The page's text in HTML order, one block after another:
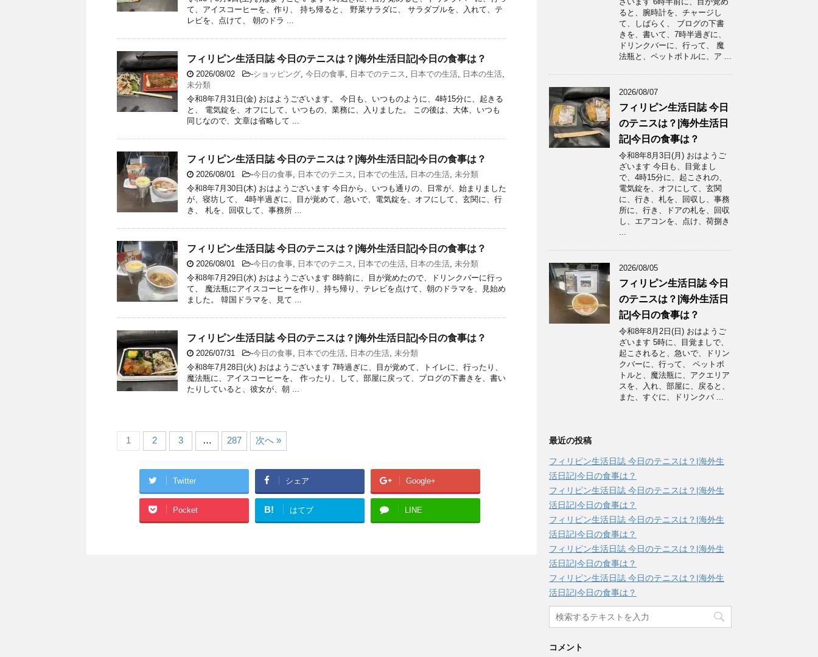
て、アイスコーヒーを、作り、 持ち帰ると、 野菜サラダに、 サラダブルを、入れて、テ
レビを、点けて、 朝のドラ ...
フィリピン生活日誌 今日のテニスは？|海外生活日記|今日の食事は？
2026/08/02 -ショッピング 今日の食事 日本でのテニス 日本での生活 日本の生活
未分類
令和8年7月31日(金) おはようございます。 今日も、いつものように、4時15分に、起きる
と、 電気錠を、オフにして、いつもの、業務に、入りました。 この後は、大体、いつも
同じなので、文章は省略して ...
フィリピン生活日誌 今日のテニスは？|海外生活日記|今日の食事は？
2026/08/01 -今日の食事 日本でのテニス 日本での生活 日本の生活 未分類
令和8年7月30日(木) おはようございます 今日から、いつも通りの、日常が、始まりました
が、寝坊して、 4時半過ぎに、目が覚めて、急いで、電気錠を、オフにして、玄関に、行
き、 札を、回収して、事務所 ...
フィリピン生活日誌 今日のテニスは？|海外生活日記|今日の食事は？
2026/08/01 -今日の食事 日本でのテニス 日本での生活 日本の生活 未分類
令和8年7月29日(水) おはようございます 8時前に、目が覚めたので、ドリンクバーに行っ
て、 魔法瓶にアイスコーヒーを作り、持ち帰り、テレビを点けて、朝のドラマを、見始め
ました。 韓国ドラマを、見て ...
フィリピン生活日誌 今日のテニスは？|海外生活日記|今日の食事は？
2026/07/31 -今日の食事 日本での生活 日本の生活 未分類
令和8年7月28日(火) おはようございます 7時過ぎに、目が覚めて、トイレに、行ったり、
魔法瓶に、アイスコーヒーを、 作ったり、して、部屋に戻って、ブログの下書きを、書い
たりしていると、彼女が、朝 ...
1 2 3 … 287 次へ »
Twitter シェア Google+
Pocket B! はてブ LINE
ると、腕時計を、チャージし
て、しばらく、 ブログの下書
きを、書いて、7時半過ぎに、
ドリンクバーに、行って、 魔
法瓶と、ペットボトルに、ア ...
2026/08/07
フィリピン生活日誌 今日
のテニスは？|海外生活日
記|今日の食事は？
令和8年8月3日(月) おはようご
ざいます 今日も、目覚まし
で、4時15分に、起こされの、
電気錠を、オフにして、玄関
に、行き、札を、回収し、事務
所に、行き、ドアの札を、回収
し、エアコンを、点け、荷捌き
2026/08/05
フィリピン生活日誌 今日
のテニスは？|海外生活日
記|今日の食事は？
令和8年8月2日(日) おはようご
ざいます 5時に、目覚ましで、
起こされると、急いで、ドリン
クバーに、行って、 ペットボ
トルと、魔法瓶に、アクエリア
スを、入れ、部屋に、戻ると、
また、すぐに、ドリンクバ ...
最近の投稿
フィリピン生活日誌 今日のテニスは？|海外生
活日記|今日の食事は？
フィリピン生活日誌 今日のテニスは？|海外生
活日記|今日の食事は？
フィリピン生活日誌 今日のテニスは？|海外生
活日記|今日の食事は？
フィリピン生活日誌 今日のテニスは？|海外生
活日記|今日の食事は？
フィリピン生活日誌 今日のテニスは？|海外生
活日記|今日の食事は？
コメント